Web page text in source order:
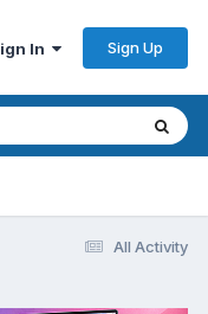
In Sign Up
All Activity